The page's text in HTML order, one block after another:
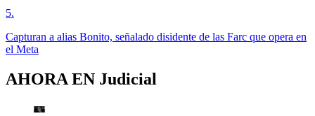
5.
Capturan a alias Bonito, señalado disidente de las Farc que opera en
el Meta
AHORA EN Judicial